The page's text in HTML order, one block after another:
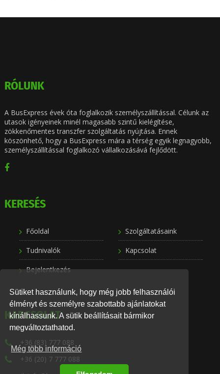
Sütiket használunk, hogy még jobb felhasználói
élményt és személyre szabottabb ajánlatokat
kínálhassunk. A sütik beállításait bármikor
megváltoztathatod.
Még több információ
RÓLUNK
A BusExpress évek óta foglalkozik személyszállítással. Célunk az
utasok igényeinek minél magasabb szintű kielégítése,
zökkenőmentes transzfer szolgáltatás nyújtása. Ennek
köszönhető, hogy a BusExpress mára a térség egyik legnagyobb,
személyszállítással foglalkozó vállalkozásává fejlődött.
KERESÉS
Főoldal Szolgáltatásaink
Tudnivalók Kapcsolat
Bejelentkezés
KAPCSOLAT
+36 (83) 777 088
+36 (20) 7 777 088